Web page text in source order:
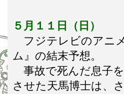
５月１１日（日）
フジテレビのアニ
ム』の結末予想。
事故で死んだ息子
させた天馬博士は、